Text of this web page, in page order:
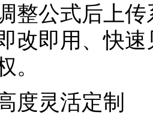
整公式后上
改即用、快
。
灵活定制